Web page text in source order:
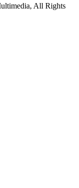
All Rights